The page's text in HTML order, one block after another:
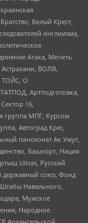
Белый Крест,
инглиизма,
Атака, Мечеть
ВОЛЯ,
ТОЙС, О
Артподготовка,
16,
группа МПГ, Курсом
Автоград Крю,
пансионат Ак Умут,
Башкорт, Нация
Ultras, Русский
державный союз, Фонд
Навального,
Мужское
Народное